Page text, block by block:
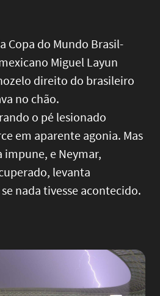
Copa do Mundo Brasil-
Miguel Layun
direito do brasileiro
no chão.
o pé lesionado
em aparente agonia. Mas
impune, e Neymar,
levanta
nada tivesse acontecido.